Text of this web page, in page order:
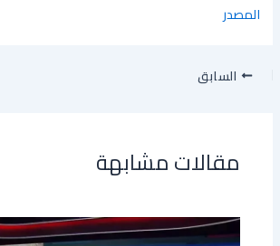
المصدر
السابق
مقالات مشابهة